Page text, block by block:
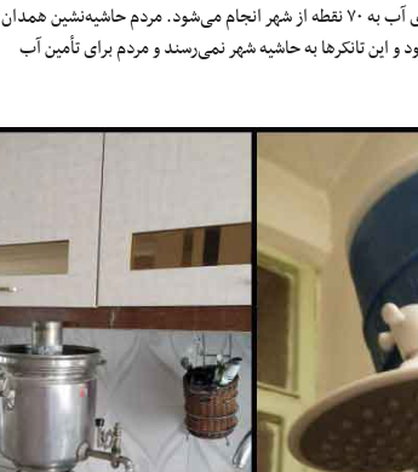
در گزارش فرماندار همدان آمده که آبرسانی تانکری و بسته‌های آب به ۷۰ نقطه از شهر انجام می‌شود. مردم حاشیه‌نشین همدان
تانکرها به حاشیه شهر نمی‌رسند و مردم برای تأمین آب